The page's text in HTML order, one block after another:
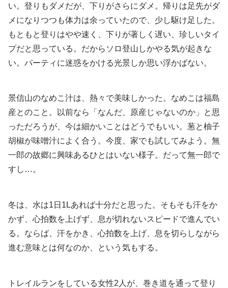
い。登りもダメだが、下りがさらにダメ。帰りは足先がダ
メになりつつも体力は余っていたので、少し駆け足した。
もともと登りはやや速く、下りが著しく遅い、珍しいタイ
プだと思っている。だからソロ登山しかやる気が起きな
い。パーティに迷惑をかける光景しか思い浮かばない。
景信山のなめこ汁は、熱々で美味しかった。なめこは福島
産とのこと。以前なら「なんだ、原産じゃないのか」と思
っただろうが、今は細かいことはどうでもいい。葱と柚子
胡椒が味噌汁によく合う。今度、家でも試してみよう。無
一郎の故郷に興味あるひとはいない様子。だって無一郎で
すし…。
冬は、水は1日1Lあれば十分だと思った。そもそも汗をか
かず、心拍数を上げず、息が切れないスピードで進んでい
る。ならば、汗をかき、心拍数を上げ、息を切らしながら
進む意味とは何なのか、という気もする。
トレイルランをしている女性2人が、巻き道を通って登り